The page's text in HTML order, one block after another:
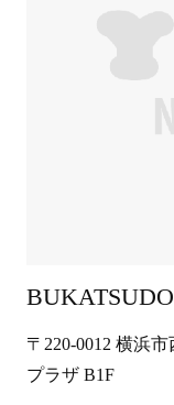
〒220-0012 横浜
プラザ B1F